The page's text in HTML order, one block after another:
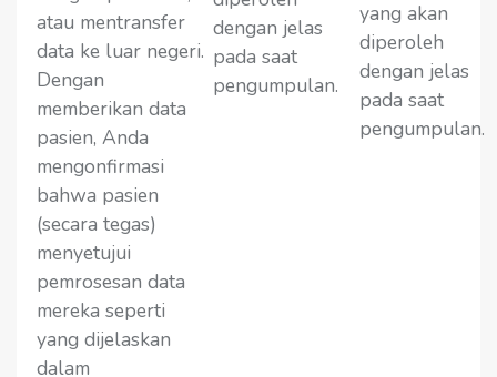
atau mentransfer
data ke luar negeri.
Dengan
memberikan data
pasien, Anda
mengonfirmasi
bahwa pasien
(secara tegas)
menyetujui
pemrosesan data
mereka seperti
yang dijelaskan
dalam
dengan jelas
pada saat
pengumpulan.
yang akan
diperoleh
dengan jelas
pada saat
pengumpulan.